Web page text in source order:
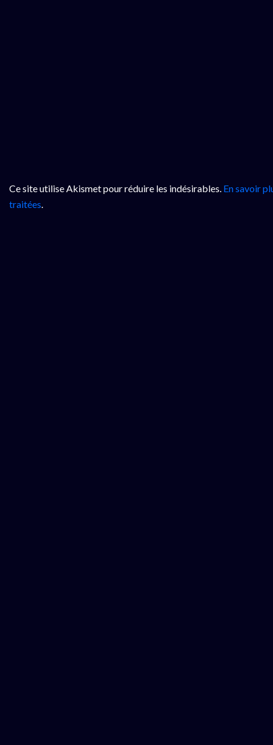
Ce site utilise Akismet pour réduire les indésirables. En savoir
traitées.